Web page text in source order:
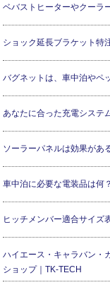
ベバストヒーターやクーラ
ショック延長ブラケット特
バグネットは、車中泊やペ
あなたに合った充電システ
ソーラーパネルは効果があ
車中泊に必要な電装品は何？
ヒッチメンバー適合サイズ
ハイエース・キャラバン・
ショップ｜TK-TECH